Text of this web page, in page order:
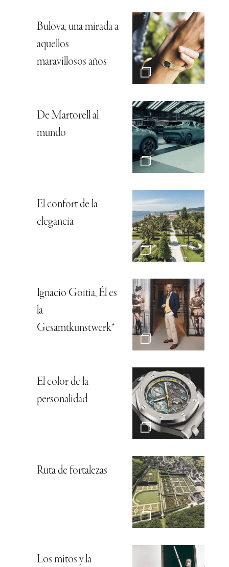
Bulova, una mirada a
aquellos
maravillosos años
De Martorell al
mundo
El confort de la
elegancia
Ignacio Goitia, Él es
la
Gesamtkunstwerk*
El color de la
personalidad
Ruta de fortalezas
Los mitos y la